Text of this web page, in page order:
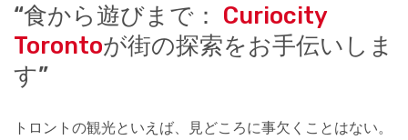
“食から遊びまで： Curiocity
Torontoが街の探索をお手伝いしま
す”
トロントの観光といえば、見どころに事欠くことはない。